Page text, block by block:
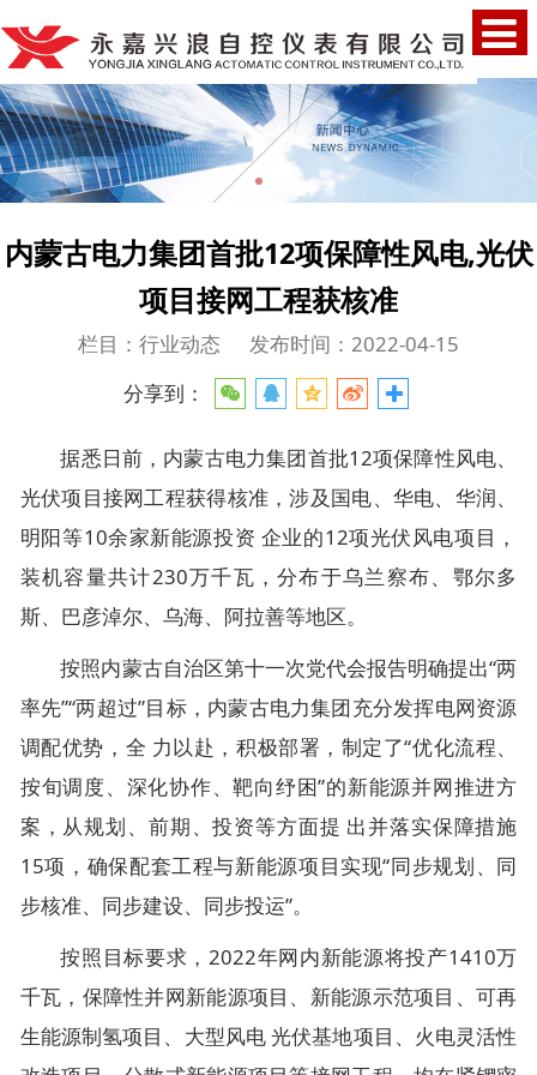
内蒙古电力集团首批12项保障性风电,光伏
项目接网工程获核准
栏目：行业动态
发布时间：2022-04-15
分享到：
据悉日前，内蒙古电力集团首批12项保障性风电、
光伏项目接网工程获得核准，涉及国电、华电、华润、
明阳等10余家新能源投资 企业的12项光伏风电项目，
装机容量共计230万千瓦，分布于乌兰察布、鄂尔多
斯、巴彦淖尔、乌海、阿拉善等地区。
按照内蒙古自治区第十一次党代会报告明确提出“两
率先”“两超过”目标，内蒙古电力集团充分发挥电网资源
调配优势，全 力以赴，积极部署，制定了“优化流程、
按旬调度、深化协作、靶向纾困”的新能源并网推进方
案，从规划、前期、投资等方面提 出并落实保障措施
15项，确保配套工程与新能源项目实现“同步规划、同
步核准、同步建设、同步投运”。
按照目标要求，2022年网内新能源将投产1410万
千瓦，保障性并网新能源项目、新能源示范项目、可再
生能源制氢项目、大型风电 光伏基地项目、火电灵活性